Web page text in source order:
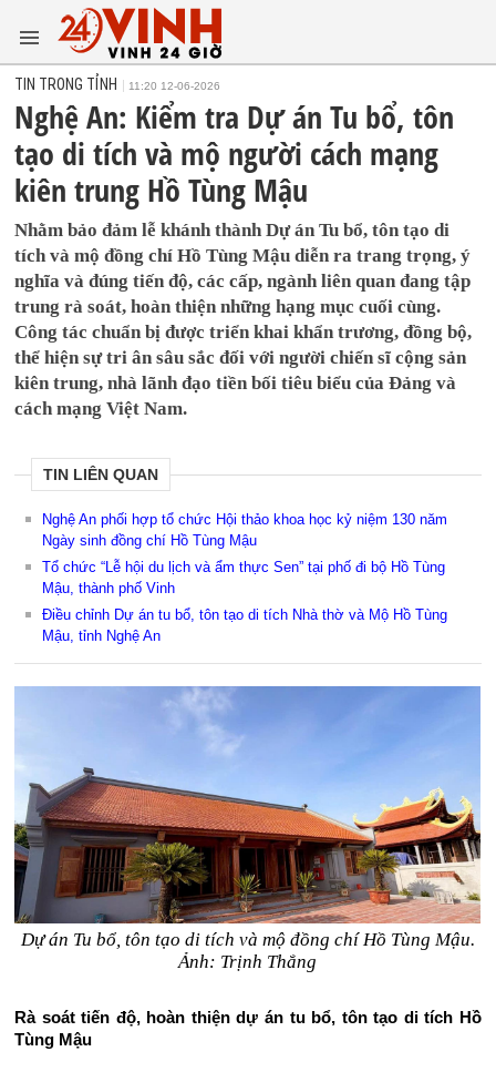
TIN TRONG TỈNH 11:20 12-06-2026
Nghệ An: Kiểm tra Dự án Tu bổ, tôn
tạo di tích và mộ người cách mạng
kiên trung Hồ Tùng Mậu
Nhằm bảo đảm lễ khánh thành Dự án Tu bổ, tôn tạo di
tích và mộ đồng chí Hồ Tùng Mậu diễn ra trang trọng, ý
nghĩa và đúng tiến độ, các cấp, ngành liên quan đang tập
trung rà soát, hoàn thiện những hạng mục cuối cùng.
Công tác chuẩn bị được triển khai khẩn trương, đồng bộ,
thể hiện sự tri ân sâu sắc đối với người chiến sĩ cộng sản
kiên trung, nhà lãnh đạo tiền bối tiêu biểu của Đảng và
cách mạng Việt Nam.
TIN LIÊN QUAN
Nghệ An phối hợp tổ chức Hội thảo khoa học kỷ niệm 130 năm
Ngày sinh đồng chí Hồ Tùng Mậu
Tổ chức “Lễ hội du lịch và ẩm thực Sen” tại phố đi bộ Hồ Tùng
Mậu, thành phố Vinh
Điều chỉnh Dự án tu bổ, tôn tạo di tích Nhà thờ và Mộ Hồ Tùng
Mậu, tỉnh Nghệ An
Dự án Tu bổ, tôn tạo di tích và mộ đồng chí Hồ Tùng Mậu.
Ảnh: Trịnh Thắng
Rà soát tiến độ, hoàn thiện dự án tu bổ, tôn tạo di tích Hồ
Tùng Mậu